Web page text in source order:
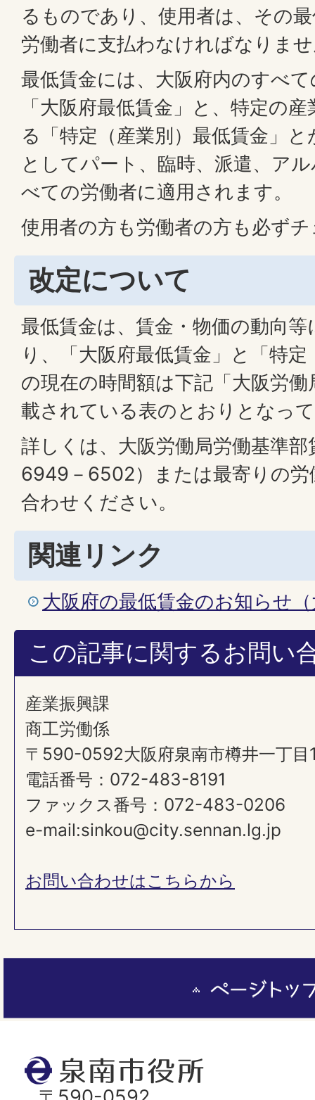
るものであり、使用者は、その
労働者に支払わなければなりま
最低賃金には、大阪府内のすべ
「大阪府最低賃金」と、特定の
る「特定（産業別）最低賃金」
としてパート、臨時、派遣、ア
べての労働者に適用されます。
使用者の方も労働者の方も必ず
改定について
最低賃金は、賃金・物価の動向
り、「大阪府最低賃金」と「特
の現在の時間額は下記「大阪労
載されている表のとおりとなっ
詳しくは、大阪労働局労働基準
6949－6502）または最寄りの労
合わせください。
関連リンク
大阪府の最低賃金のお知らせ
この記事に関するお問い
産業振興課
商工労働係
〒590-0592大阪府泉南市樽井一丁目
電話番号：072-483-8191
ファックス番号：072-483-0206
e-mail:sinkou@city.sennan.lg.jp
お問い合わせはこちらから
泉
南